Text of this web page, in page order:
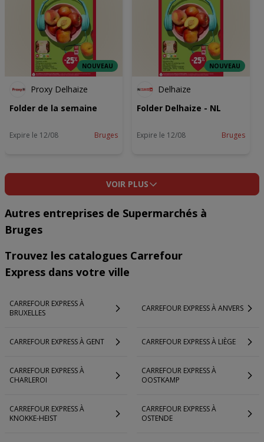
NOUVEAU
Proxy Delhaize
Folder de la semaine
Expire le 12/08 Bruges
NOUVEAU
Delhaize
Folder Delhaize - NL
Expire le 12/08 Bruges
VOIR PLUS
Autres entreprises de Supermarchés à
Bruges
Trouvez les catalogues Carrefour
Express dans votre ville
CARREFOUR EXPRESS À
BRUXELLES
CARREFOUR EXPRESS À ANVERS
CARREFOUR EXPRESS À GENT CARREFOUR EXPRESS À LIÈGE
CARREFOUR EXPRESS À
CHARLEROI
CARREFOUR EXPRESS À
OOSTKAMP
CARREFOUR EXPRESS À
KNOKKE-HEIST
CARREFOUR EXPRESS À
OSTENDE